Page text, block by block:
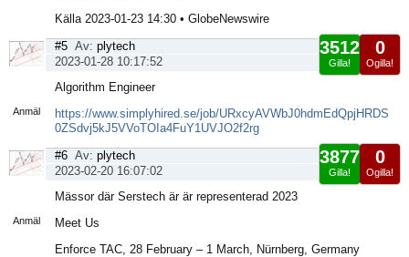
Källa 2023-01-23 14:30 • GlobeNewswire
Anmäl
0
Ogilla!
3512
Gilla!
#5 Av: plytech
2023-01-28 10:17:52
Algorithm Engineer
https://www.simplyhired.se/job/URxcyAVWbJ0hdmEdQpjHRDS
0ZSdvj5kJ5VVoTOIa4FuY1UVJO2f2rg
Anmäl
0
Ogilla!
3877
Gilla!
#6 Av: plytech
2023-02-20 16:07:02
Mässor där Serstech är är representerad 2023
Meet Us
Enforce TAC, 28 February – 1 March, Nürnberg, Germany